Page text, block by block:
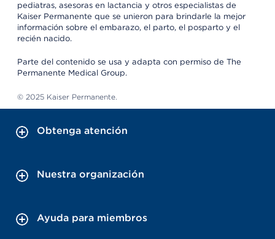
pediatras, asesoras en lactancia y otros especialistas de
Kaiser Permanente que se unieron para brindarle la mejor
información sobre el embarazo, el parto, el posparto y el
recién nacido.
Parte del contenido se usa y adapta con permiso de The
Permanente Medical Group.
© 2025 Kaiser Permanente.
Obtenga atención
Nuestra organización
Ayuda para miembros